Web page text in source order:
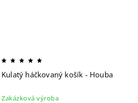
Kulatý háčkovaný košík - Houba
Zakázková výroba